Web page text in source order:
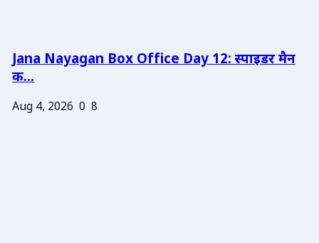
Jana Nayagan Box Office Day 12: स्पाइडर मैन
क...
Aug 4, 2026 0 8